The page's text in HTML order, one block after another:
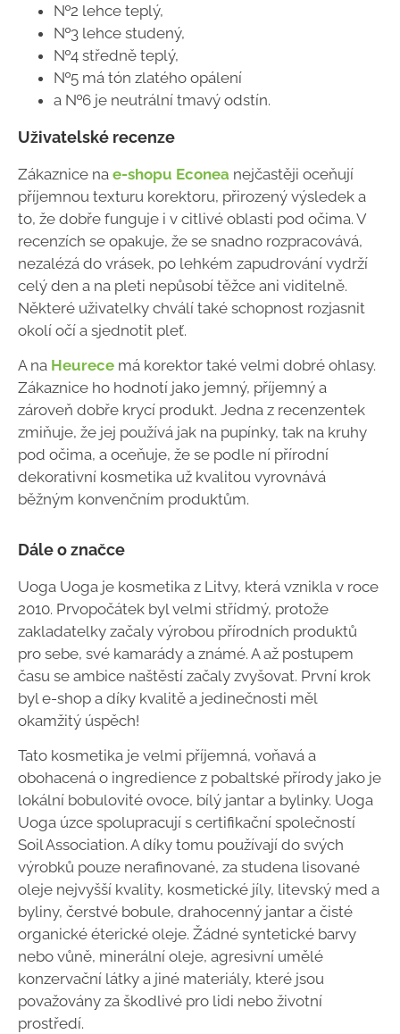
№2 lehce teplý,
№3 lehce studený,
№4 středně teplý,
№5 má tón zlatého opálení
a №6 je neutrální tmavý odstín.
Uživatelské recenze
Zákaznice na e-shopu Econea nejčastěji oceňují
příjemnou texturu korektoru, přirozený výsledek a
to, že dobře funguje i v citlivé oblasti pod očima. V
recenzích se opakuje, že se snadno rozpracovává,
nezalézá do vrásek, po lehkém zapudrování vydrží
celý den a na pleti nepůsobí těžce ani viditelně.
Některé uživatelky chválí také schopnost rozjasnit
okolí očí a sjednotit pleť.
A na Heurece má korektor také velmi dobré ohlasy.
Zákaznice ho hodnotí jako jemný, příjemný a
zároveň dobře krycí produkt. Jedna z recenzentek
zmiňuje, že jej používá jak na pupínky, tak na kruhy
pod očima, a oceňuje, že se podle ní přírodní
dekorativní kosmetika už kvalitou vyrovnává
běžným konvenčním produktům.
Dále o značce
Uoga Uoga je kosmetika z Litvy, která vznikla v roce
2010. Prvopočátek byl velmi střídmý, protože
zakladatelky začaly výrobou přírodních produktů
pro sebe, své kamarády a známé. A až postupem
času se ambice naštěstí začaly zvyšovat. První krok
byl e-shop a díky kvalitě a jedinečnosti měl
okamžitý úspěch!
Tato kosmetika je velmi příjemná, voňavá a
obohacená o ingredience z pobaltské přírody jako je
lokální bobulovité ovoce, bílý jantar a bylinky. Uoga
Uoga úzce spolupracují s certifikační společností
Soil Association. A díky tomu používají do svých
výrobků pouze nerafinované, za studena lisované
oleje nejvyšší kvality, kosmetické jíly, litevský med a
byliny, čerstvé bobule, drahocenný jantar a čisté
organické éterické oleje. Žádné syntetické barvy
nebo vůně, minerální oleje, agresivní umělé
konzervační látky a jiné materiály, které jsou
považovány za škodlivé pro lidi nebo životní
prostředí.